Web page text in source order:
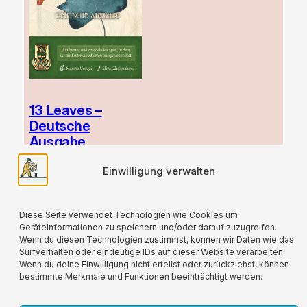
Einwilligung verwalten
Diese Seite verwendet Technologien wie Cookies um
Geräteinformationen zu speichern und/oder darauf zuzugreifen.
Wenn du diesen Technologien zustimmst, können wir Daten wie das
Surfverhalten oder eindeutige IDs auf dieser Website verarbeiten.
Wenn du deine Einwilligung nicht erteilst oder zurückziehst, können
bestimmte Merkmale und Funktionen beeinträchtigt werden.
13 Leaves –
Deutsche
Ausgabe
9,90
Für alle verwendeten Versandverpackungen